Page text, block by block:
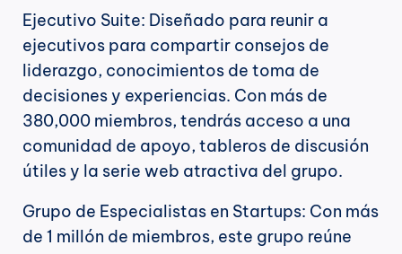
Ejecutivo Suite: Diseñado para reunir a
ejecutivos para compartir consejos de
liderazgo, conocimientos de toma de
decisiones y experiencias. Con más de
380,000 miembros, tendrás acceso a una
comunidad de apoyo, tableros de discusión
útiles y la serie web atractiva del grupo.
Grupo de Especialistas en Startups: Con más
de 1 millón de miembros, este grupo reúne